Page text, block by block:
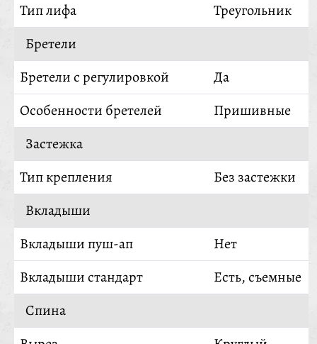
Тип лифа
Треугольник
Бретели
Бретели с регулировкой
Да
Особенности бретелей
Пришивные
Застежка
Тип крепления
Без застежки
Вкладыши
Вкладыши пуш-ап
Нет
Вкладыши стандарт
Есть, съемные
Спина